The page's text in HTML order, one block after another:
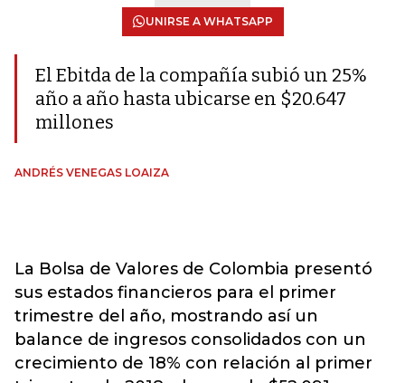
UNIRSE A WHATSAPP
El Ebitda de la compañía subió un 25%
año a año hasta ubicarse en $20.647
millones
ANDRÉS VENEGAS LOAIZA
La Bolsa de Valores de Colombia presentó
sus estados financieros para el primer
trimestre del año, mostrando así un
balance de ingresos consolidados con un
crecimiento de 18% con relación al primer